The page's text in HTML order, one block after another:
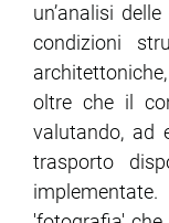
un’analisi
condizioni
oltre che il
valutando, ad
trasporto